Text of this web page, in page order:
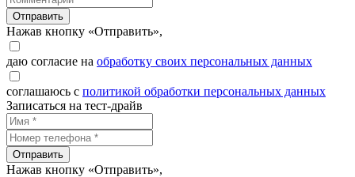
Отправить
Нажав кнопку «Отправить»,
даю согласие на обработку своих персональных данных
соглашаюсь с политикой обработки персональных данных
Записаться на тест-драйв
Отправить
Нажав кнопку «Отправить»,